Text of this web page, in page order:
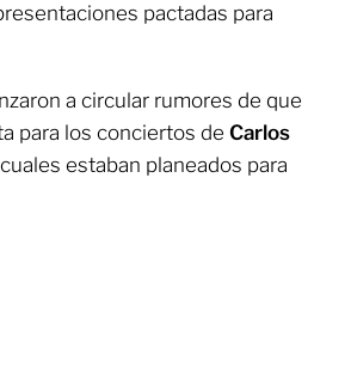
pactadas para
a circular rumores de que
para los conciertos de Carlos
estaban planeados para